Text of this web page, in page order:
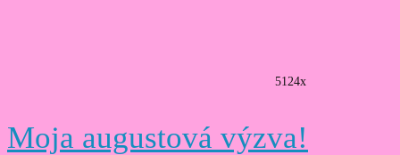
5124x
Moja augustová výzva!